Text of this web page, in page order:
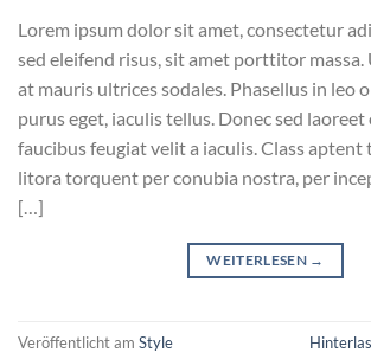
Lorem ipsum dolor sit amet, consectetur
sed eleifend risus, sit amet porttitor
at mauris ultrices sodales. Phasellus in leo
purus eget, iaculis tellus. Donec sed laoreet
faucibus feugiat velit a iaculis. Class aptent
litora torquent per conubia nostra, per
[…]
WEITERLESEN →
Veröffentlicht am Style